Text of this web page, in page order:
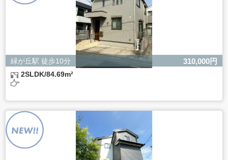
緑が丘駅 徒歩10分 310,000円
2SLDK/84.69m²